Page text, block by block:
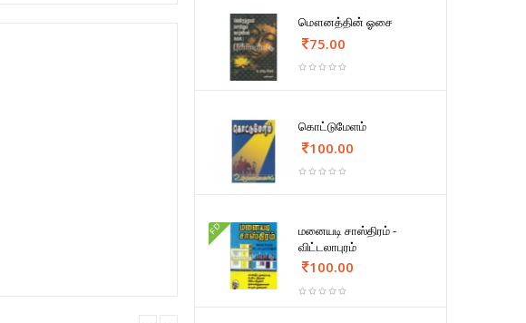
மௌனத்தின் ஓசை
75.00
கொட்டுமேளம்
100.00
FD
மனையடி சாஸ்திரம் -
விட்டலாபுரம்
100.00